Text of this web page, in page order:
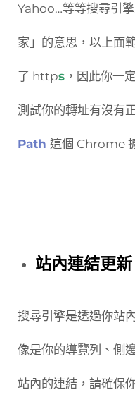
Yahoo…等等搜尋引
家」的意思，以上面
了 https ，因此你一
測試你的轉址有沒有
Path 這個 Chrome
站內連結更新
搜尋引擎是透過你站
像是你的導覽列、側
站內的連結，請確保